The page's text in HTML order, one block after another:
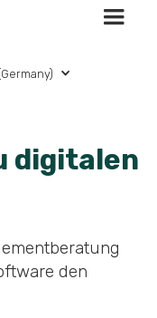
digitalen
den